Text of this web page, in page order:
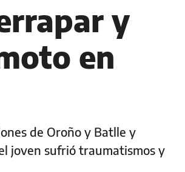
y
en
de Oroño y Batlle y
joven sufrió traumatismos y